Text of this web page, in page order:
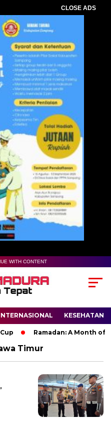
CLOSE ADS
WITH CONTENT
KESEHATAN
Ramadan: A Month of
Timur